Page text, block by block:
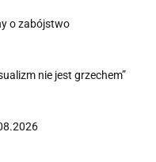
o zabójstwo
nie jest grzechem”